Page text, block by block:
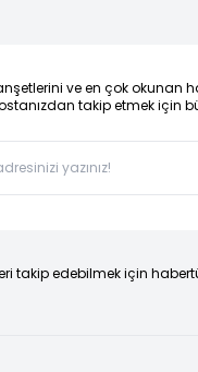
ve en çok okunan
takip etmek için
takip edebilmek için